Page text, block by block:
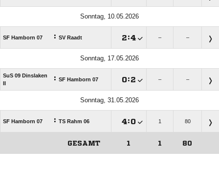
Sonntag, 10.05.2026
SF Hamborn 07 : SV Raadt : – –
Sonntag, 17.05.2026
SuS 09 Dinslaken
II
: SF Hamborn 07 : – –
Sonntag, 31.05.2026
SF Hamborn 07 : TS Rahm 06 : 1 80
GESAMT 1 1 80